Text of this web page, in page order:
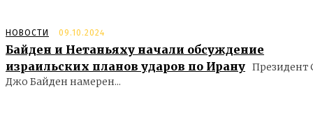
НОВОСТИ 09.10.2024
Байден и Нетаньяху начали обсуждение
израильских планов ударов по Ирану
Джо Байден намерен...